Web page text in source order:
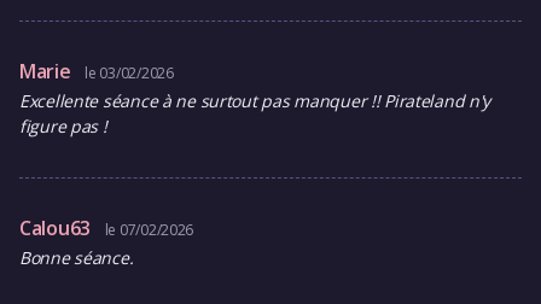
Marie le 03/02/2026
Excellente séance à ne surtout pas manquer !! Pirateland n'y
figure pas !
Calou63 le 07/02/2026
Bonne séance.